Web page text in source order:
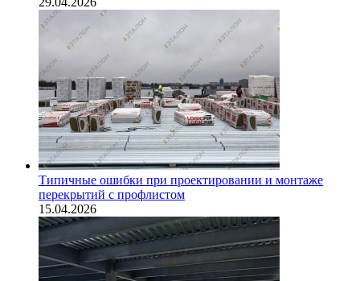
Типичные ошибки при проектировании и монтаже
перекрытий с профлистом
15.04.2026